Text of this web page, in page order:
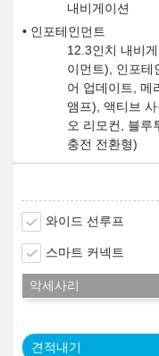
내비게이션
인포테인먼트
12.3인치 내비
이먼트), 인포테
어 업데이트, 메
앰프), 액티브
오 리모컨, 블루
충전 전환형)
와이드 선루프
스마트 커넥트
악세사리
견적내기